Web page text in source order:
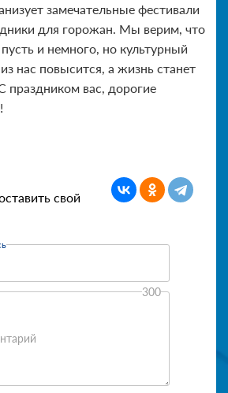
замечательные фестивали
для горожан. Мы верим, что
и немного, но культурный
нас повысится, а жизнь станет
праздником вас, дорогие
свой
300